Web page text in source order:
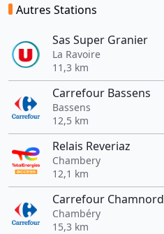
Autres Stations
Sas Super Granier
La Ravoire
11,3 km
Carrefour Bassens
Bassens
12,5 km
Relais Reveriaz
Chambery
12,1 km
Carrefour Chamnord
Chambéry
15,3 km